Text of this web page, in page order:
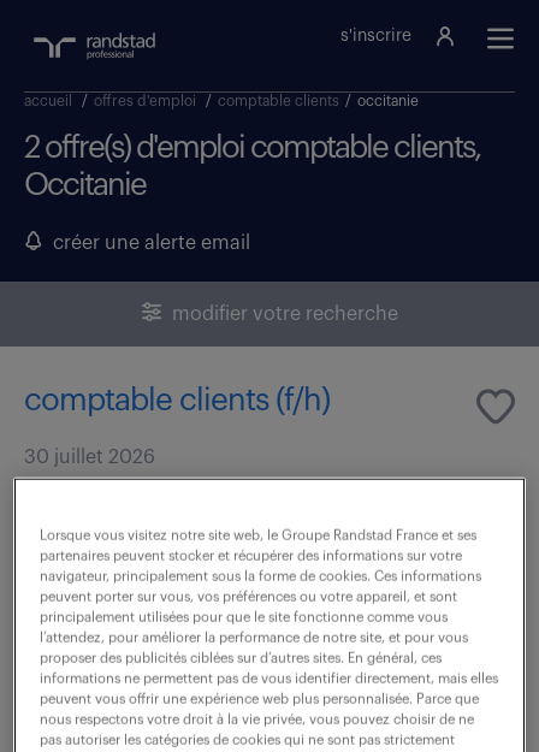
s'inscrire
accueil / offres d'emploi / comptable clients / occitanie
2 offre(s) d'emploi comptable clients,
Occitanie
créer une alerte email
modifier votre recherche
comptable clients (f/h)
30 juillet 2026
29 000 - 30 000 € / an
Ce qui vous attend : Localisation : Toulouse
Rémunération : ~ 30 K€ brut annuel (selon profil et
expérience) Période : Octobre à Décembre Au sein
d'un environnement de travail structuré...
Lorsque vous visitez notre site web, le Groupe Randstad France et ses
partenaires peuvent stocker et récupérer des informations sur votre
navigateur, principalement sous la forme de cookies. Ces informations
peuvent porter sur vous, vos préférences ou votre appareil, et sont
principalement utilisées pour que le site fonctionne comme vous
l’attendez, pour améliorer la performance de notre site, et pour vous
proposer des publicités ciblées sur d’autres sites. En général, ces
informations ne permettent pas de vous identifier directement, mais elles
peuvent vous offrir une expérience web plus personnalisée. Parce que
nous respectons votre droit à la vie privée, vous pouvez choisir de ne
pas autoriser les catégories de cookies qui ne sont pas strictement